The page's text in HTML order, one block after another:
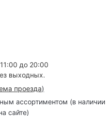
до 20:00
выходных.
проезда)
ассортиментом (в наличии
сайте)